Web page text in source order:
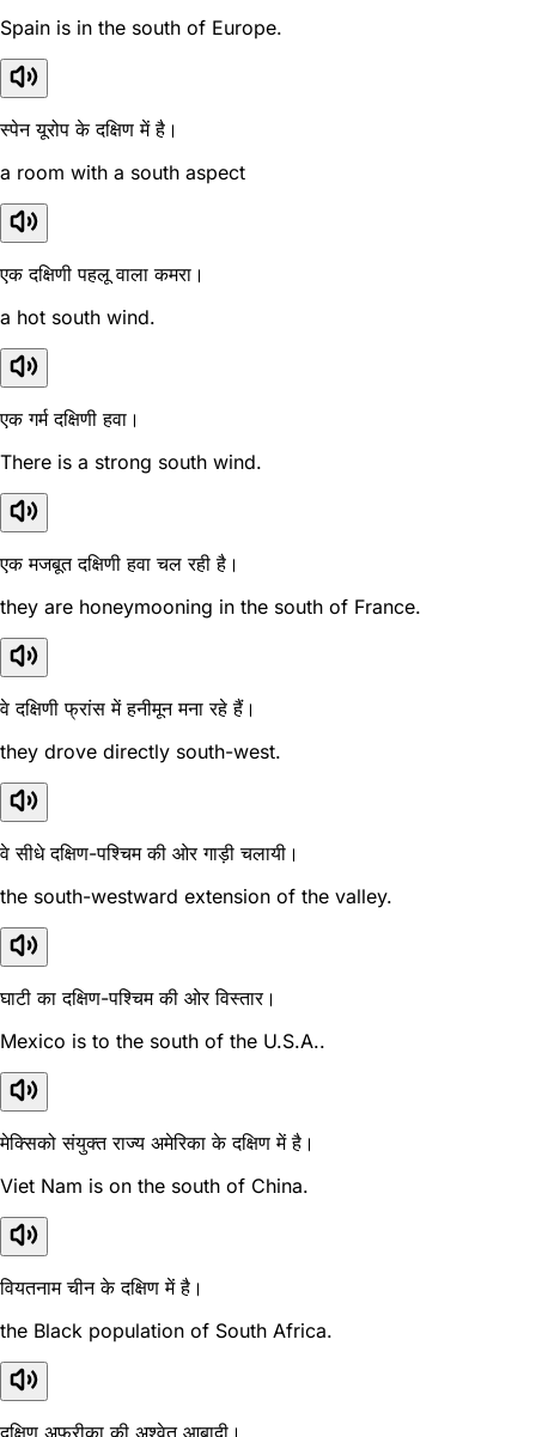
Spain is in the south of Europe.
स्पेन यूरोप के दक्षिण में है।
a room with a south aspect
एक दक्षिणी पहलू वाला कमरा।
a hot south wind.
एक गर्म दक्षिणी हवा।
There is a strong south wind.
एक मजबूत दक्षिणी हवा चल रही है।
they are honeymooning in the south of France.
वे दक्षिणी फ्रांस में हनीमून मना रहे हैं।
they drove directly south-west.
वे सीधे दक्षिण-पश्चिम की ओर गाड़ी चलायी।
the south-westward extension of the valley.
घाटी का दक्षिण-पश्चिम की ओर विस्तार।
Mexico is to the south of the U.S.A..
मेक्सिको संयुक्त राज्य अमेरिका के दक्षिण में है।
Viet Nam is on the south of China.
वियतनाम चीन के दक्षिण में है।
the Black population of South Africa.